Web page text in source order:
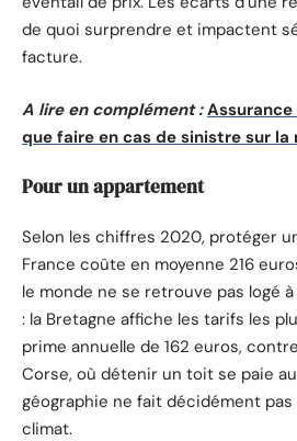
de quoi surprendre et impactent
facture.
A lire en complément :
que faire en cas de sinistre sur la
Pour un appartement
Selon les chiffres 2020, protéger
France coûte en moyenne 216
le monde ne se retrouve pas logé
: la Bretagne affiche les tarifs les
prime annuelle de 162 euros,
Corse, où détenir un toit se paie
géographie ne fait décidément pas
climat.